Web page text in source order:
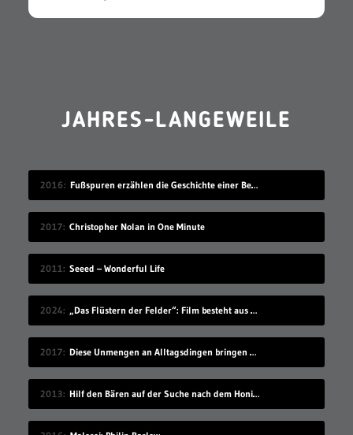
JAHRES-LANGEWEILE
2016 Fußspuren erzählen die Geschichte einer Begegnung
2017 Christopher Nolan in One Minute
2011 Seeed – Wonderful Life
2024 „Das Flüstern der Felder“: Film besteht aus Ölgemälden als Frames
2017 Diese Unmengen an Alltagsdingen bringen einen um
2013 Hilf den Bären auf der Suche nach dem Honigdieb